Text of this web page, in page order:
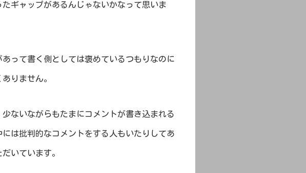
ギャップがあるんじゃないかなって思いま
って書く側としては褒めているつもりなのに
りません。
ないながらもたまにコメントが書き込まれる
は批判的なコメントをする人もいたりしてあ
いています。